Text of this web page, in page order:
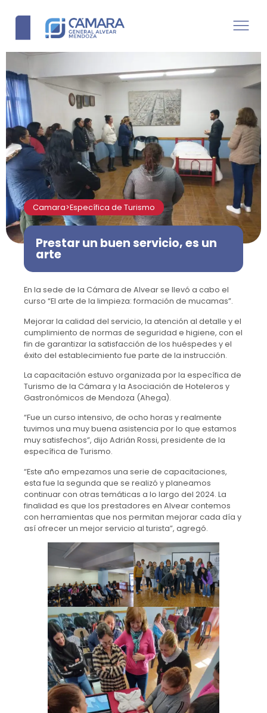
Camara>Específica de Turismo
Prestar un buen servicio, es un
arte
En la sede de la Cámara de Alvear se llevó a cabo el
curso “El arte de la limpieza: formación de mucamas”.
Mejorar la calidad del servicio, la atención al detalle y el
cumplimiento de normas de seguridad e higiene, con el
fin de garantizar la satisfacción de los huéspedes y el
éxito del establecimiento fue parte de la instrucción.
La capacitación estuvo organizada por la específica de
Turismo de la Cámara y la Asociación de Hoteleros y
Gastronómicos de Mendoza (Ahega).
“Fue un curso intensivo, de ocho horas y realmente
tuvimos una muy buena asistencia por lo que estamos
muy satisfechos”, dijo Adrián Rossi, presidente de la
específica de Turismo.
“Este año empezamos una serie de capacitaciones,
esta fue la segunda que se realizó y planeamos
continuar con otras temáticas a lo largo del 2024. La
finalidad es que los prestadores en Alvear contemos
con herramientas que nos permitan mejorar cada día y
así ofrecer un mejor servicio al turista”, agregó.